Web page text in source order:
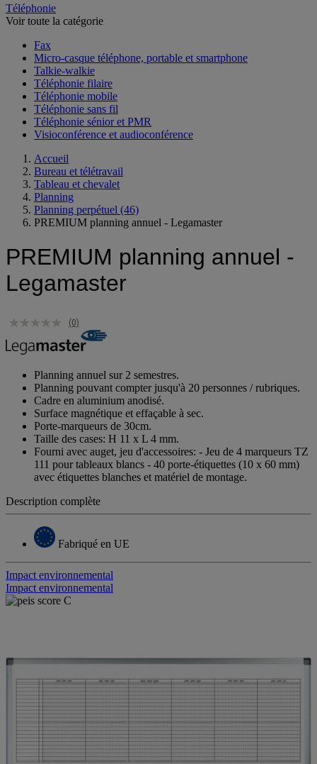
Téléphonie
Voir toute la catégorie
Fax
Micro-casque téléphone, portable et smartphone
Talkie-walkie
Téléphonie filaire
Téléphonie mobile
Téléphonie sans fil
Téléphonie sénior et PMR
Visioconférence et audioconférence
Accueil
Bureau et télétravail
Tableau et chevalet
Planning
Planning perpétuel (46)
PREMIUM planning annuel - Legamaster
PREMIUM planning annuel -
Legamaster
(0)
Planning annuel sur 2 semestres.
Planning pouvant compter jusqu'à 20 personnes / rubriques.
Cadre en aluminium anodisé.
Surface magnétique et effaçable à sec.
Porte-marqueurs de 30cm.
Taille des cases: H 11 x L 4 mm.
Fourni avec auget, jeu d'accessoires: - Jeu de 4 marqueurs TZ
111 pour tableaux blancs - 40 porte-étiquettes (10 x 60 mm)
avec étiquettes blanches et matériel de montage.
Description complète
Fabriqué en UE
Impact environnemental
Impact environnemental